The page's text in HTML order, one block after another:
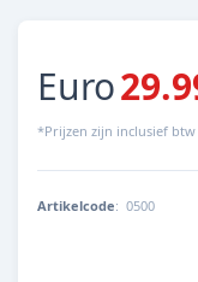
Euro
*Prijzen zijn inclusief btw
Artikelcode: 0500